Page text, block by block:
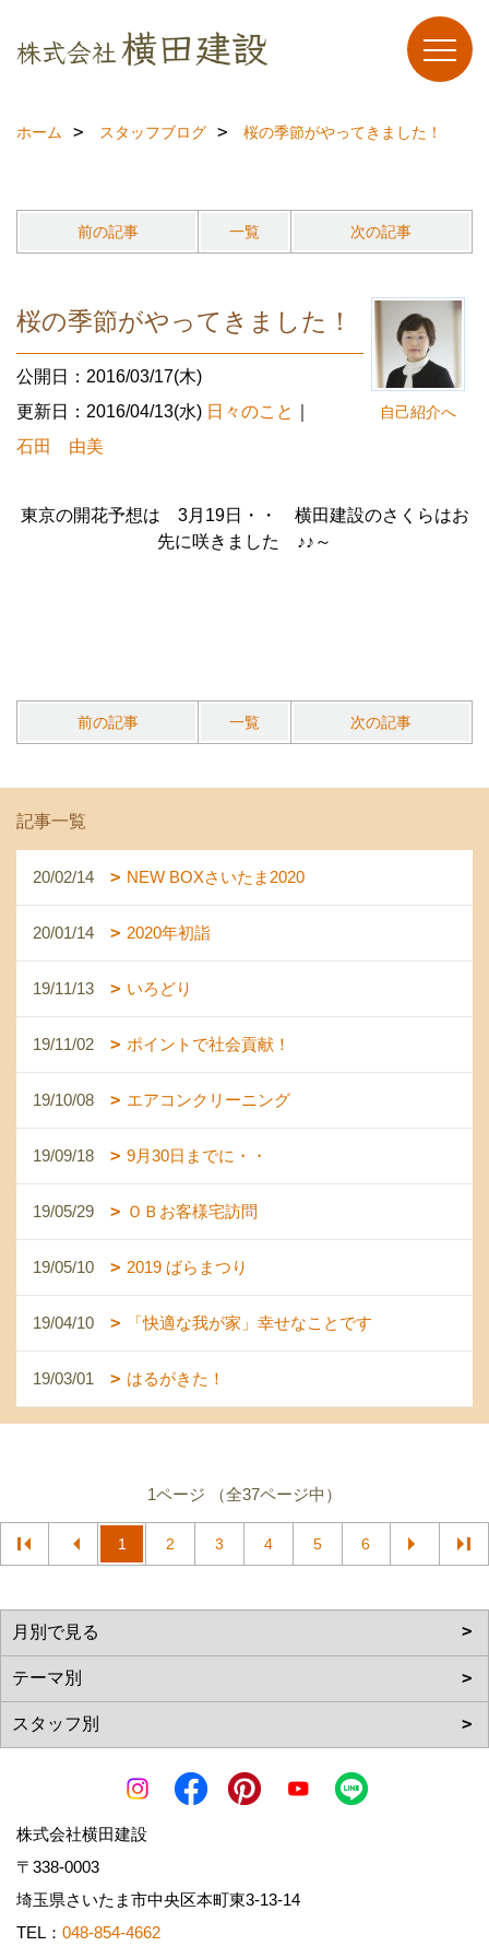
ホーム スタッフブログ 桜の季節がやってきました！
前の記事 一覧 次の記事
自己紹介へ
桜の季節がやってきました！
公開日：2016/03/17(木)
更新日：2016/04/13(水) 日々のこと
石田 由美
東京の開花予想は 3月19日・・ 横田建設のさくらはお
先に咲きました ♪♪～
前の記事 一覧 次の記事
記事一覧
20/02/14 NEW BOXさいたま2020
20/01/14 2020年初詣
19/11/13 いろどり
19/11/02 ポイントで社会貢献！
19/10/08 エアコンクリーニング
19/09/18 9月30日までに・・
19/05/29 ＯＢお客様宅訪問
19/05/10 2019 ばらまつり
19/04/10 「快適な我が家」幸せなことです
19/03/01 はるがきた！
1ページ （全37ページ中）
1 2 3 4 5 6
株式会社横田建設
〒338-0003
埼玉県さいたま市中央区本町東3-13-14
TEL： 048-854-4662